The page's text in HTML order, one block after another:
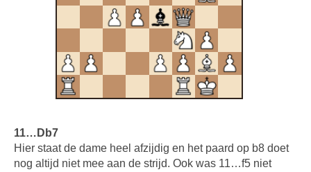
11…Db7
Hier staat de dame heel afzijdig en het paard op b8 doet
nog altijd niet mee aan de strijd. Ook was 11…f5 niet